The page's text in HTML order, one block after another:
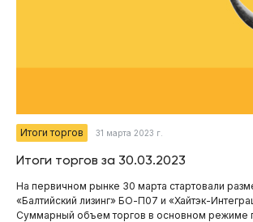
Итоги торгов 31 марта 2023 г.
Итоги торгов за 30.03.2023
На первичном рынке 30 марта стартовали
«Балтийский лизинг» БО-П07 и «Хайтэк-
Суммарный объем торгов в основном режиме